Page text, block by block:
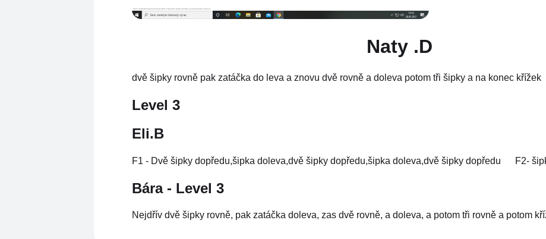
Naty .D
dvě šipky rovně pak zatáčka do leva a znovu dvě rovně a doleva potom tři šipky a na konec křížek
Level 3
Eli.B
F1 - Dvě šipky dopředu,šipka doleva,dvě šipky dopředu,šipka doleva,dvě šipky dopředu F2-
Bára - Level 3
Nejdřív dvě šipky rovně, pak zatáčka doleva, zas dvě rovně, a doleva, a potom tři rovně a potom